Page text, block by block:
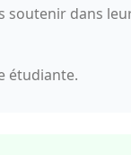
soutenir dans
étudiante.